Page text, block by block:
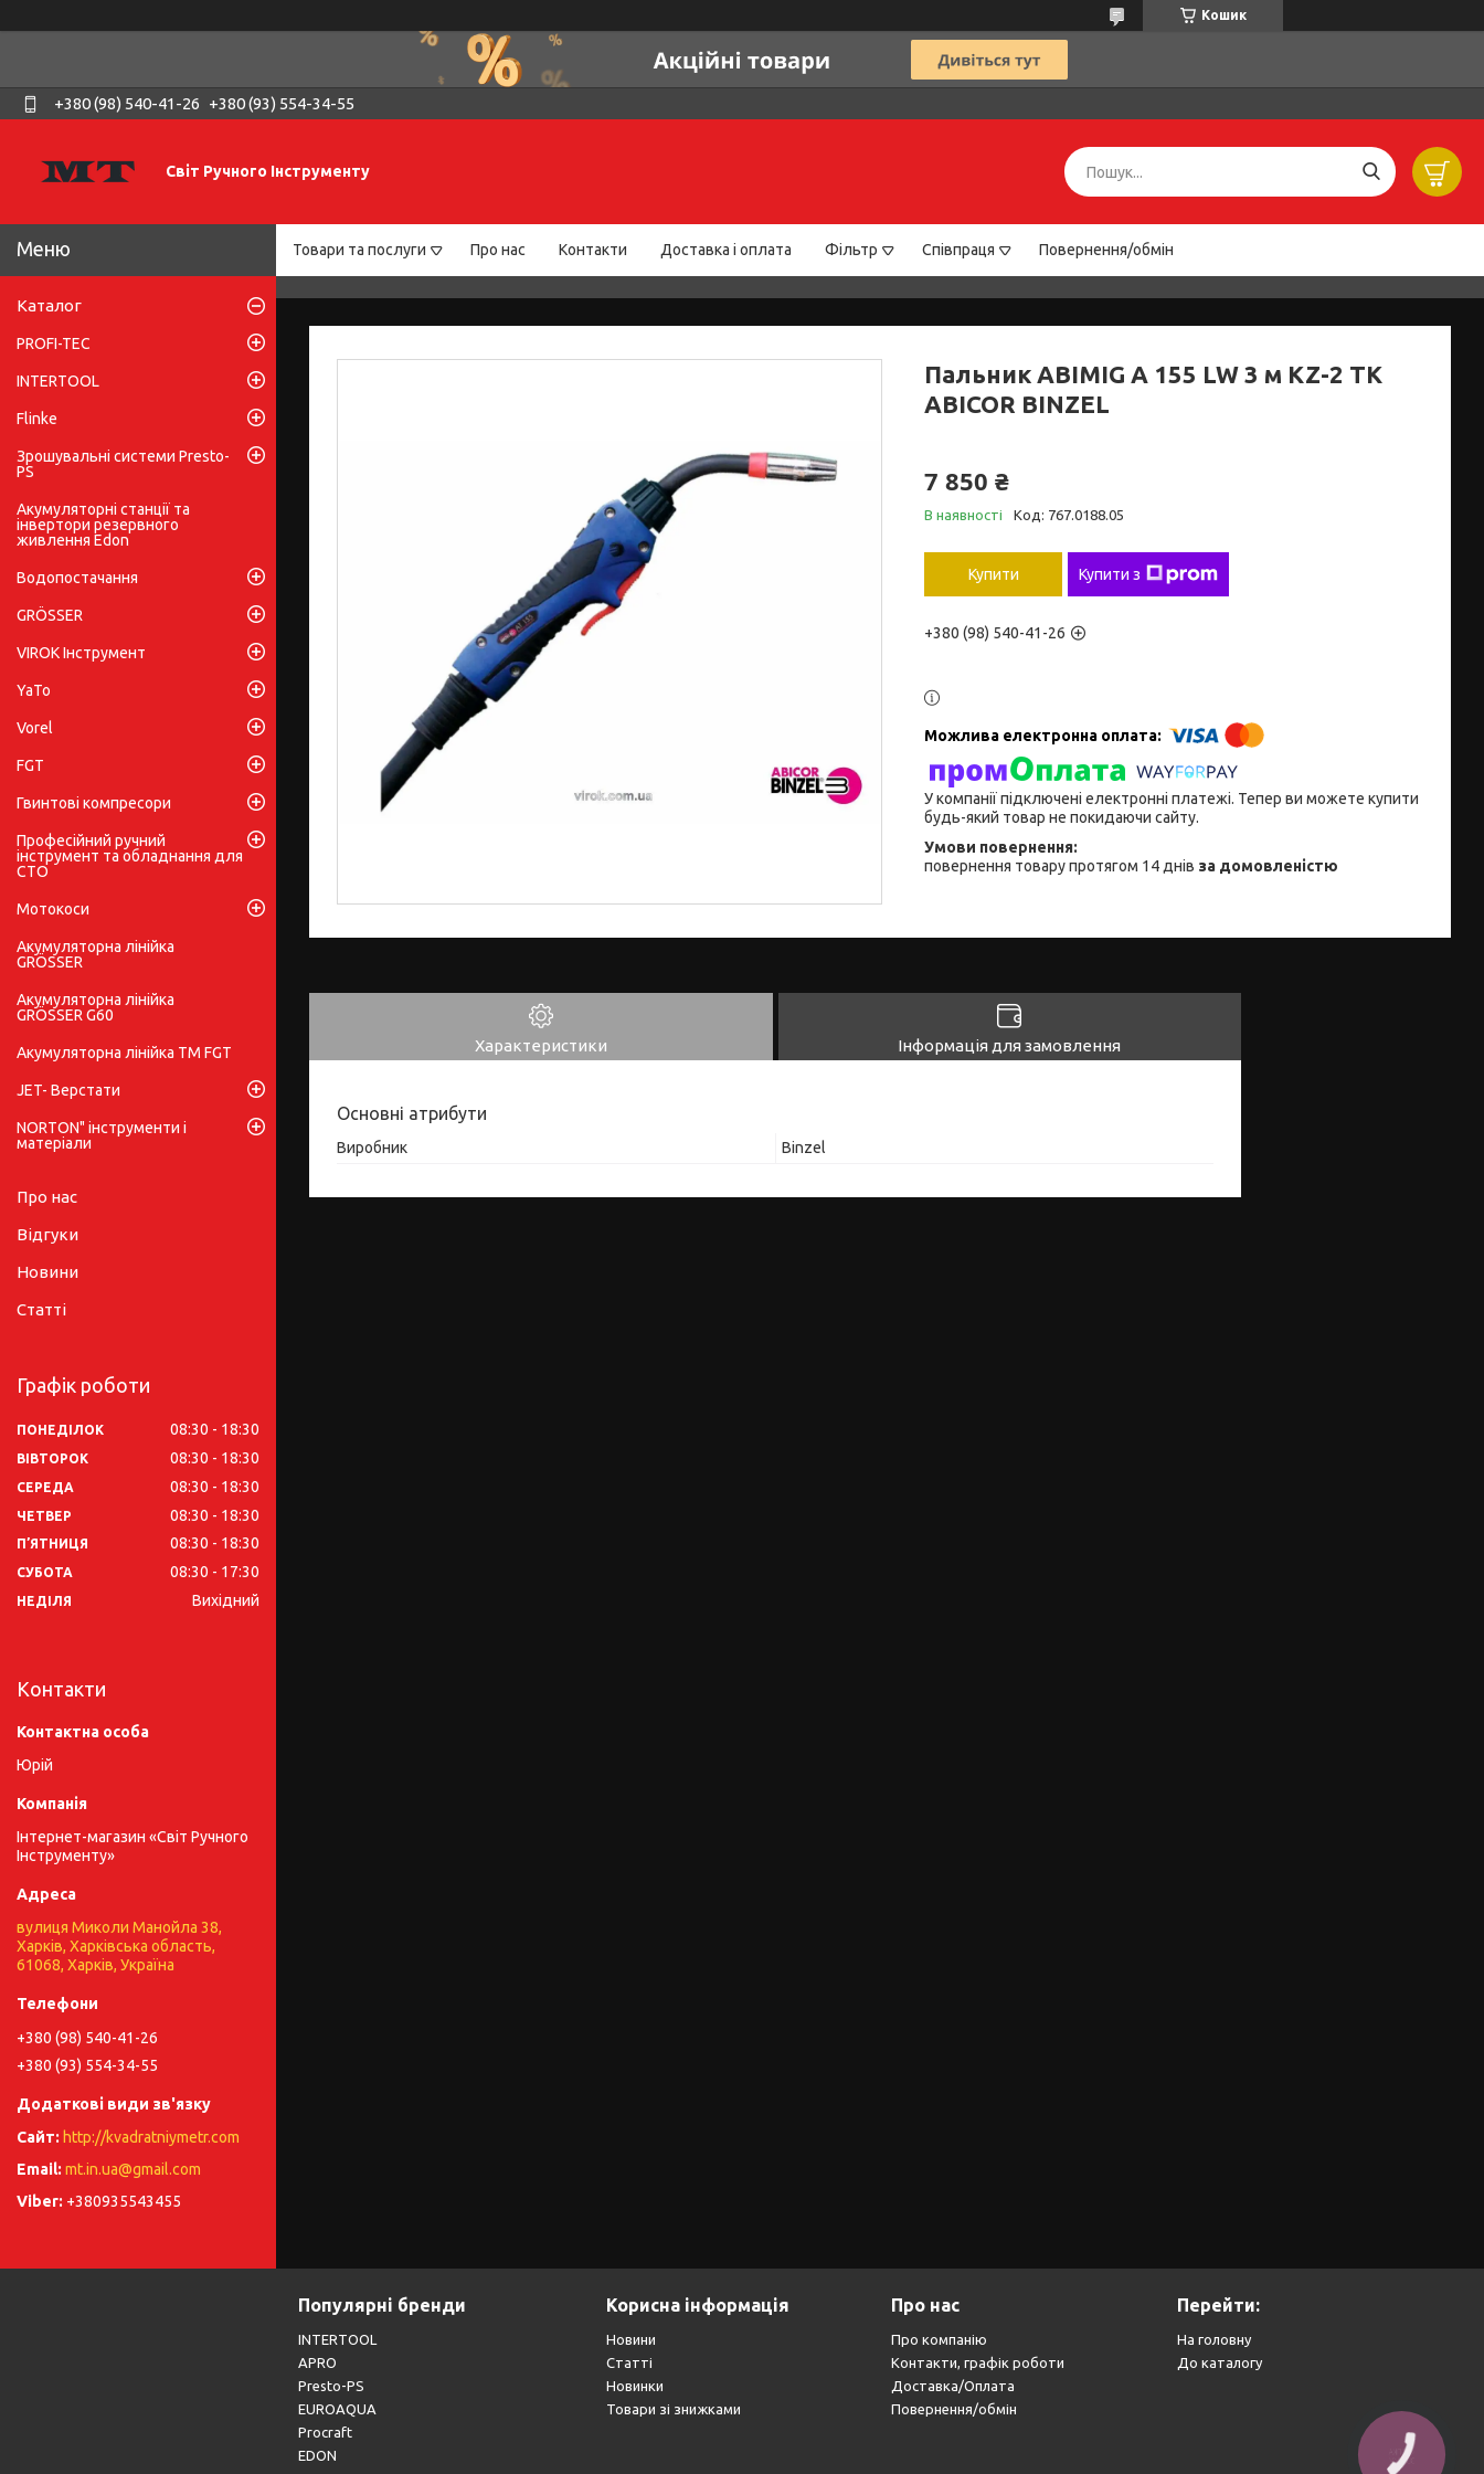
Кошик
+380 (98) 540-41-26 +380 (93) 554-34-55
Світ Ручного Інструменту
Товари та послуги Про нас Контакти Доставка і оплата Фільтр Співпраця Повернення/обмін
Пальник ABIMIG A 155 LW 3 м KZ-2 TK
ABICOR BINZEL
7 850 ₴
В наявності Код: 767.0188.05
Купити Купити з
+380 (98) 540-41-26
У компанії підключені електронні платежі. Тепер ви можете купити
будь-який товар не покидаючи сайту.
повернення товару протягом 14 днів за домовленістю
Характеристики Інформація для замовлення
Основні атрибути
Виробник Binzel
Каталог
PROFI-TEC
INTERTOOL
Flinke
Зрошувальні системи Presto-
PS
Акумуляторні станції та
інвертори резервного
живлення Edon
Водопостачання
GRÖSSER
VIROK Інструмент
YaTo
Vorel
FGT
Гвинтові компресори
Професійний ручний
інструмент та обладнання для
СТО
Мотокоси
Акумуляторна лінійка
GRÖSSER
Акумуляторна лінійка
GRÖSSER G60
Акумуляторна лінійка ТМ FGT
JET- Верстати
NORTON" інструменти і
матеріали
Про нас
Відгуки
Новини
Статті
Графік роботи
ПОНЕДІЛОК 08:30 18:30
ВІВТОРОК 08:30 18:30
СЕРЕДА 08:30 18:30
ЧЕТВЕР 08:30 18:30
ПʼЯТНИЦЯ 08:30 18:30
СУБОТА 08:30 17:30
НЕДІЛЯ Вихідний
Контакти
Юрій
Інтернет-магазин «Світ Ручного
Інструменту»
вулиця Миколи Манойла 38,
Харків, Харківська область,
61068, Харків, Україна
+380 (98) 540-41-26
+380 (93) 554-34-55
http://kvadratniymetr.com
mt.in.ua@gmail.com
+380935543455
Популярні бренди
INTERTOOL
APRO
Presto-PS
EUROAQUA
Procraft
EDON
Корисна інформація
Новини
Статті
Новинки
Товари зі знижками
Про нас
Про компанію
Контакти, графік роботи
Доставка/Оплата
Повернення/обмін
Перейти:
На головну
До каталогу
КНОПКА
ЗВ'ЯЗКУ